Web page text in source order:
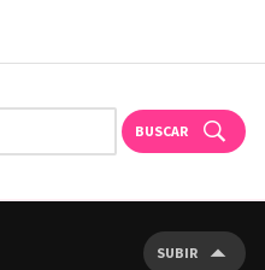
BUSCAR
SUBIR